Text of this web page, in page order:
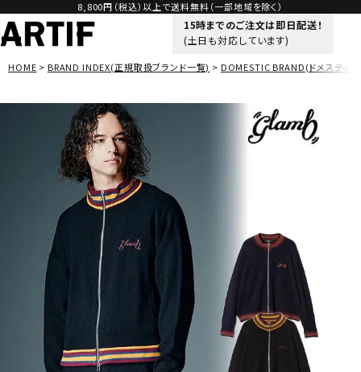
8,800円（税込）以上で送料無料（一部地域を除く）
15時までのご注文は即日配送！
(土日も対応しています)
HOME BRAND INDEX(正規取扱ブランド一覧) DOMESTIC BRAND(ドメスティッ